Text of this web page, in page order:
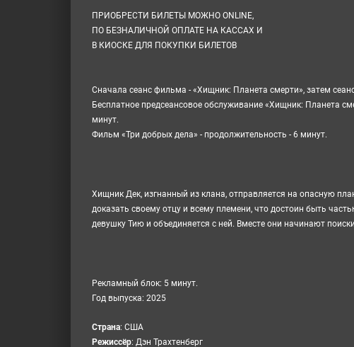
ПРИОБРЕСТИ БИЛЕТЫ МОЖНО ONLINE,
ПО БЕЗНАЛИЧНОЙ ОПЛАТЕ НА КАССАХ И
В КИОСКЕ ДЛЯ ПОКУПКИ БИЛЕТОВ
Сначала сеанс фильма - «Хищник: Планета смерти», затем
Бесплатное предсеансовое обслуживание «Хищник: Планета
минут.
Фильм «Три добрых дела» - продолжительность - 6 минут.
Хищник Дек, изгнанный из клана, отправляется на опасную
доказать своему отцу и всему племени, что достоин быть
девушку Тию и объединяется с ней. Вместе они начинают
Рекламный блок: 5 минут.
Год выпуска: 2025
Cтрана: США
Режиссёр: Дэн Трахтенберг